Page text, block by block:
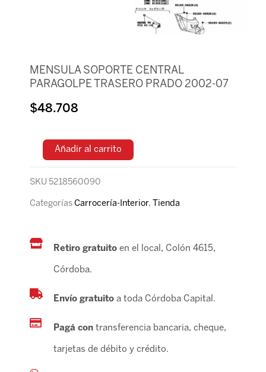
MENSULA SOPORTE CENTRAL
PARAGOLPE TRASERO PRADO 2002-07
$48.708
Añadir al carrito
SKU 5218560090
Categorías Carrocería-Interior, Tienda
Retiro gratuito en el local, Colón 4615,
Córdoba.
Envío gratuitoa toda Córdoba Capital.
Pagá contransferencia bancaria, cheque,
tarjetas de débito y crédito.